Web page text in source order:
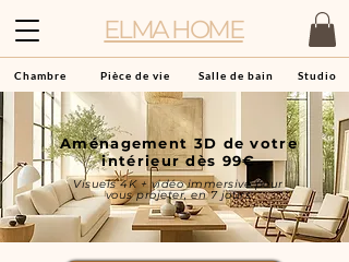
ELMA HOME
Chambre Pièce de vie Salle de bain Studio
Aménagement 3D de votre
intérieur dès 99€
Visuels 4K + vidéo immersive pour
vous projeter, en 7 jours